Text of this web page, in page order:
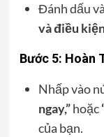
Đánh dấu
và điều
Bước 5: Hoàn
Nhấp vào
ngay,”hoặc
của bạn.